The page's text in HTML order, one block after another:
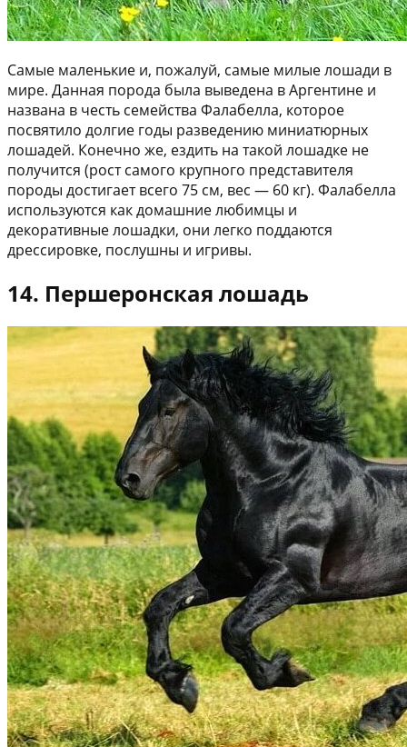
Самые маленькие и, пожалуй, самые милые лошади в
мире. Данная порода была выведена в Аргентине и
названа в честь семейства Фалабелла, которое
посвятило долгие годы разведению миниатюрных
лошадей. Конечно же, ездить на такой лошадке не
получится (рост самого крупного представителя
породы достигает всего 75 см, вес — 60 кг). Фалабелла
используются как домашние любимцы и
декоративные лошадки, они легко поддаются
дрессировке, послушны и игривы.
14. Першеронская лошадь